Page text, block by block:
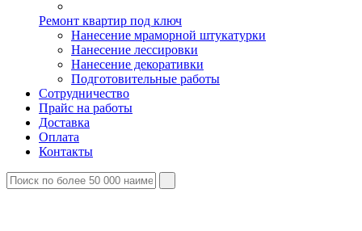
Ремонт квартир под ключ
Нанесение мраморной штукатурки
Нанесение лессировки
Нанесение декоративки
Подготовительные работы
Сотрудничество
Прайс на работы
Доставка
Оплата
Контакты